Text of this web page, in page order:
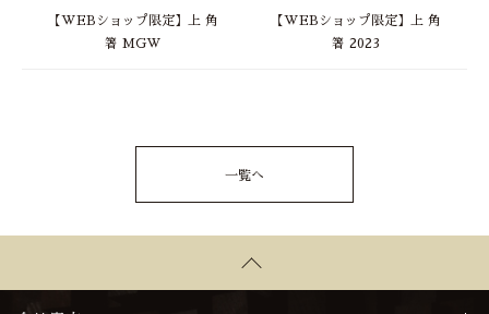
【WEBショップ限定】上 角
箸 MGW
【WEBショップ限定】上 角
箸 2023
一覧へ